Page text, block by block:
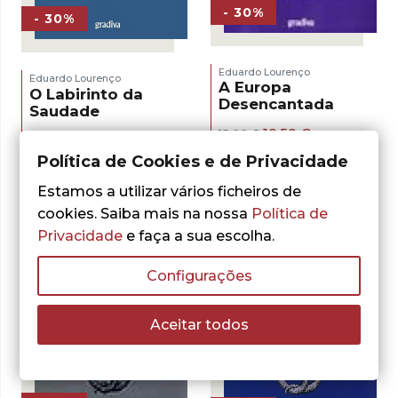
- 30%
Eduardo Lourenço
O Labirinto da
Saudade
preço
original
15,00 €.
preço
atual
é:
10,50 €.
ADICIONAR
- 30%
Eduardo Lourenço
A Europa
Desencantada
15,00€ O
original
15,00 €.
10,50€O
atual
ADICIONAR
Política de Cookies e de Privacidade
Estamos a utilizar vários ficheiros de
cookies. Saiba mais na nossa Política de
Privacidade e faça a sua escolha.
Configurações
Aceitar todos